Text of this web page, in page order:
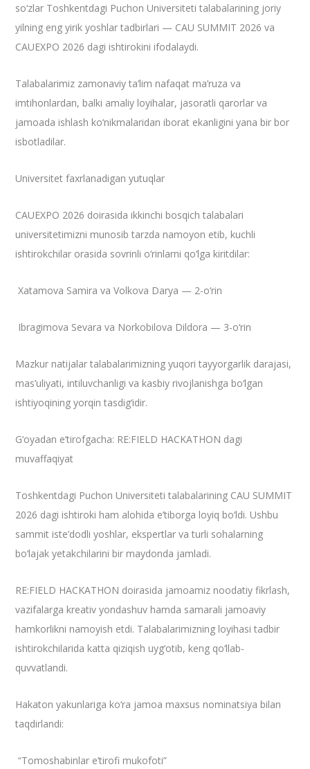
so‘zlar Toshkentdagi Puchon Universiteti talabalarining joriy
yilning eng yirik yoshlar tadbirlari — CAU SUMMIT 2026 va
CAUEXPO 2026 dagi ishtirokini ifodalaydi.
Talabalarimiz zamonaviy ta’lim nafaqat ma’ruza va
imtihonlardan, balki amaliy loyihalar, jasoratli qarorlar va
jamoada ishlash ko‘nikmalaridan iborat ekanligini yana bir bor
isbotladilar.
Universitet faxrlanadigan yutuqlar
CAUEXPO 2026 doirasida ikkinchi bosqich talabalari
universitetimizni munosib tarzda namoyon etib, kuchli
ishtirokchilar orasida sovrinli o‘rinlarni qo‘lga kiritdilar:
Xatamova Samira va Volkova Darya — 2-o‘rin
Ibragimova Sevara va Norkobilova Dildora — 3-o‘rin
Mazkur natijalar talabalarimizning yuqori tayyorgarlik darajasi,
mas’uliyati, intiluvchanligi va kasbiy rivojlanishga bo‘lgan
ishtiyoqining yorqin tasdig‘idir.
G‘oyadan e’tirofgacha: RE:FIELD HACKATHON dagi
muvaffaqiyat
Toshkentdagi Puchon Universiteti talabalarining CAU SUMMIT
2026 dagi ishtiroki ham alohida e’tiborga loyiq bo‘ldi. Ushbu
sammit iste’dodli yoshlar, ekspertlar va turli sohalarning
bo‘lajak yetakchilarini bir maydonda jamladi.
RE:FIELD HACKATHON doirasida jamoamiz noodatiy fikrlash,
vazifalarga kreativ yondashuv hamda samarali jamoaviy
hamkorlikni namoyish etdi. Talabalarimizning loyihasi tadbir
ishtirokchilarida katta qiziqish uyg‘otib, keng qo‘llab-
quvvatlandi.
Hakaton yakunlariga ko‘ra jamoa maxsus nominatsiya bilan
taqdirlandi:
“Tomoshabinlar e’tirofi mukofoti”